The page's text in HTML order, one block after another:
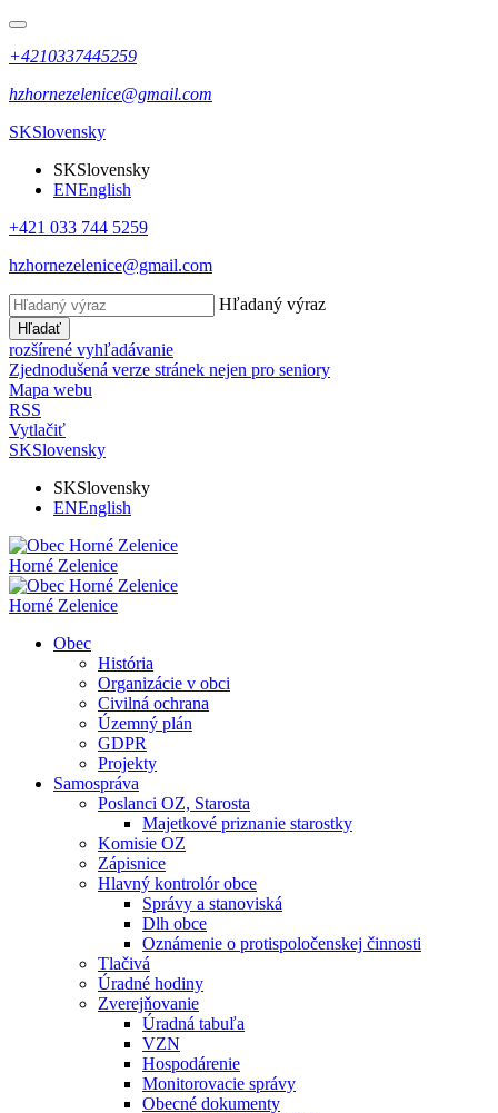
+4210337445259
hzhornezelenice@gmail.com
SKSlovensky
SKSlovensky
ENEnglish
+421 033 744 5259
hzhornezelenice@gmail.com
Hľadaný výraz
Hľadať
rozšírené vyhľadávanie
Zjednodušená verze stránek nejen pro seniory
Mapa webu
RSS
Vytlačiť
SKSlovensky
SKSlovensky
ENEnglish
Horné Zelenice
Horné Zelenice
Obec
História
Organizácie v obci
Civilná ochrana
Územný plán
GDPR
Projekty
Samospráva
Poslanci OZ, Starosta
Majetkové priznanie starostky
Komisie OZ
Zápisnice
Hlavný kontrolór obce
Správy a stanoviská
Dlh obce
Oznámenie o protispoločenskej činnosti
Tlačivá
Úradné hodiny
Zverejňovanie
Úradná tabuľa
VZN
Hospodárenie
Monitorovacie správy
Obecné dokumenty